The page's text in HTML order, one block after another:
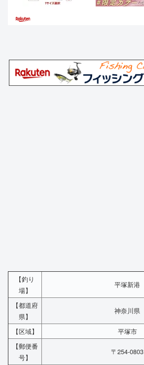
【釣り
場】
平塚新港
【都道府
県】
神奈川県
【区域】
平塚市
【郵便番
号】
〒254-0803